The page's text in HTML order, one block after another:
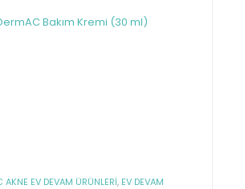
AKNE EV DEVAM ÜRÜNLERI, EV DEVAM